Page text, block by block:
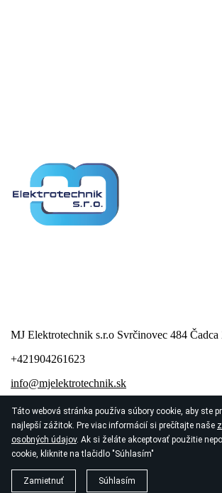
Táto webová stránka používa súbory cookie, aby ste
najlepší zážitok. Pre viac informácií si prečítajte naše
osobných údajov. Ak si želáte akceptovať použitie
cookie, kliknite na tlačidlo "Súhlasím"
Zamietnuť Súhlasím
MJ Elektrotechnik s.r.o Svrčinovec 484
+421904261623
info@mjelektrotechnik.sk
© 2026 MJ Elektrotechnik s.r.o